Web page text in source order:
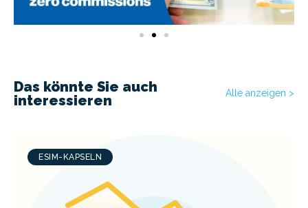
Das könnte Sie auch
interessieren
Alle anzeigen >
ESIM-KAPSELN